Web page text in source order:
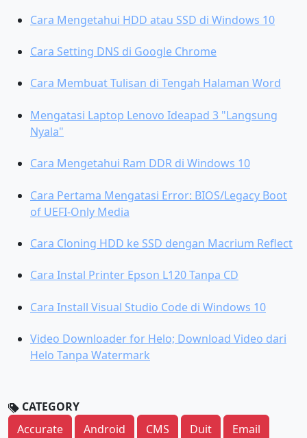
Cara Mengetahui HDD atau SSD di Windows 10
Cara Setting DNS di Google Chrome
Cara Membuat Tulisan di Tengah Halaman Word
Mengatasi Laptop Lenovo Ideapad 3 "Langsung
Nyala"
Cara Mengetahui Ram DDR di Windows 10
Cara Pertama Mengatasi Error: BIOS/Legacy Boot
of UEFI-Only Media
Cara Cloning HDD ke SSD dengan Macrium Reflect
Cara Instal Printer Epson L120 Tanpa CD
Cara Install Visual Studio Code di Windows 10
Video Downloader for Helo; Download Video dari
Helo Tanpa Watermark
CATEGORY
Accurate
Android CMS Duit Email